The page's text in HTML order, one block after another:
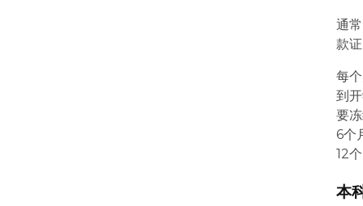
通
款
每
到
要
6个
12
本